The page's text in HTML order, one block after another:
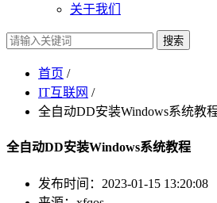
关于我们
搜索
首页 /
IT互联网 /
全自动DD安装Windows系统教
全自动DD安装Windows系统教程
发布时间：2023-01-15 13:20:08